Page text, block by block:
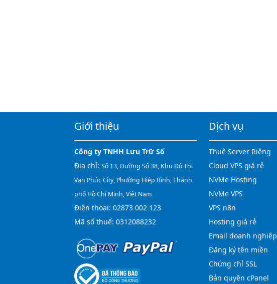
Giới thiệu
Công ty TNHH Lưu Trữ Số
Địa chỉ: Số 13, Đường Số 38, Khu Đô Thị
Vạn Phúc City, Phường Hiệp Bình, Thành
phố Hồ Chí Minh, Việt Nam
Điện thoại: 02873 002 123
Mã số thuế: 0312088232
Dịch vụ
Thuê Server Riêng
Cloud VPS giá rẻ
NVMe Hosting
NVMe VPS
VPS n8n
Hosting giá rẻ
Email doanh nghiệp
Đăng ký tên miền
Chứng chỉ SSL
Bản quyền cPanel